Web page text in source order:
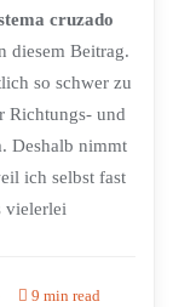
cruzado
diesem Beitrag.
so schwer zu
Richtungs- und
Deshalb nimmt
ich selbst fast
vielerlei
9 min read